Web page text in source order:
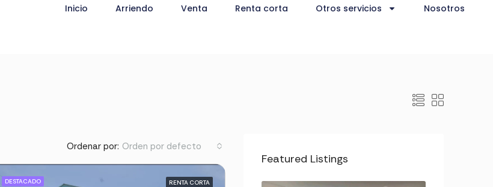
Inicio Arriendo Venta Renta corta Otros servicios Nosotros
Ordenar por: Orden por defecto
DESTACADO RENTA CORTA
Featured Listings